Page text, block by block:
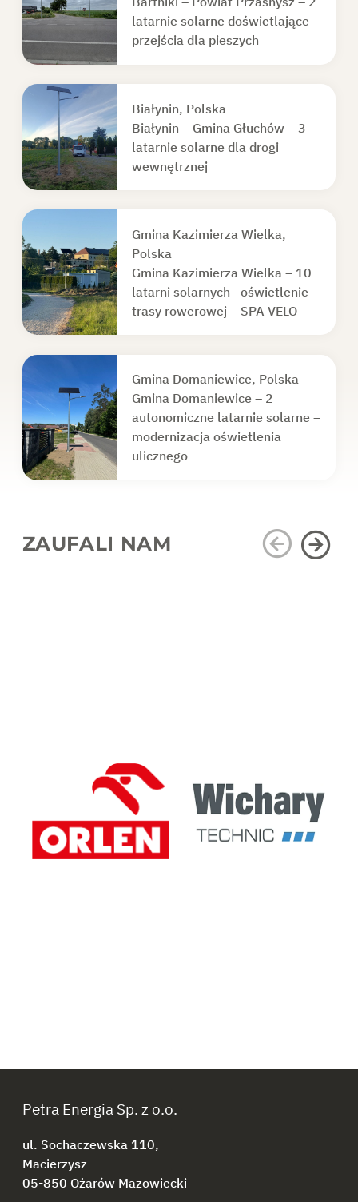
latarnie solarne doświetlające
przejścia dla pieszych
Białynin, Polska
Białynin – Gmina Głuchów – 3
latarnie solarne dla drogi
wewnętrznej
Gmina Kazimierza Wielka,
Polska
Gmina Kazimierza Wielka – 10
latarni solarnych –oświetlenie
trasy rowerowej – SPA VELO
Gmina Domaniewice, Polska
Gmina Domaniewice – 2
autonomiczne latarnie solarne –
modernizacja oświetlenia
ulicznego
ZAUFALI NAM
Petra Energia Sp. z o.o.
ul. Sochaczewska 110,
Macierzysz
05-850 Ożarów Mazowiecki